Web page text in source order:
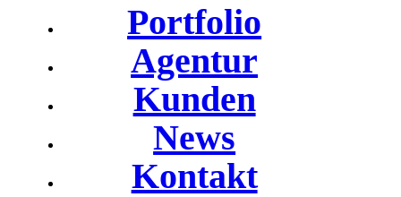
Portfolio
Agentur
Kunden
News
Kontakt